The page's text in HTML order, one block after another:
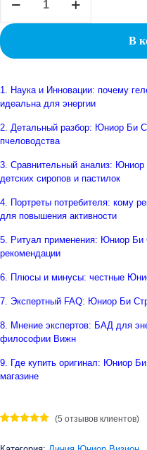
товара
БИ
СТРОНГ
В
1. Наука и Инновации: почему
идеальна для энергии
2. Детальный разбор: Юниор Би
пчеловодства
3. Сравнительный анализ:
детских сиропов и пастилок
4. Портреты потребителя: кому
для повышения активности
5. Ритуал применения: Юниор Би
рекомендации
6. Плюсы и минусы: честные
7. Экспертный FAQ: Юниор Би
8. Мнение экспертов: БАД для
философии Вижн
9. Где купить оригинал: Юниор
магазине
(5 отзывов клиентов)